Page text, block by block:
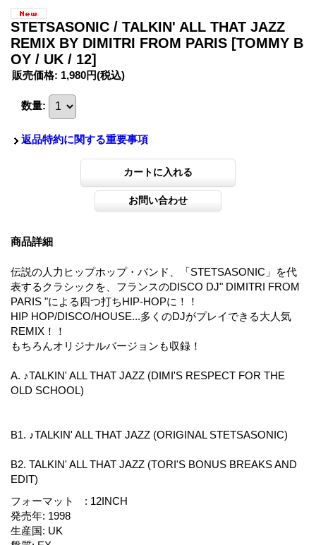
STETSASONIC / TALKIN' ALL THAT JAZZ
REMIX BY DIMITRI FROM PARIS [TOMMY B
OY / UK / 12]
販売価格: 1,980円(税込)
数量:
返品特約に関する重要事項
商品詳細
伝説の人力ヒップホップ・バンド、「STETSASONIC」を代
表するクラシックを、フランスのDISCO DJ" DIMITRI FROM
PARIS "による四つ打ちHIP-HOPに！！
HIP HOP/DISCO/HOUSE...多くのDJがプレイできる大人気
REMIX！！
もちろんオリジナルバージョンも収録！
A. ♪TALKIN' ALL THAT JAZZ (DIMI'S RESPECT FOR THE
OLD SCHOOL)
B1. ♪TALKIN' ALL THAT JAZZ (ORIGINAL STETSASONIC)
B2. TALKIN' ALL THAT JAZZ (TORI'S BONUS BREAKS AND
EDIT)
フォーマット : 12INCH
発売年: 1998
生産国: UK